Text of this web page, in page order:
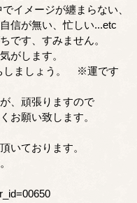
イメージが纏まらない、
信が無い、忙しい...etc
です、すみません。
がします。
しましょう。 ※運です
、頑張りますので
お願い致します。
いております。